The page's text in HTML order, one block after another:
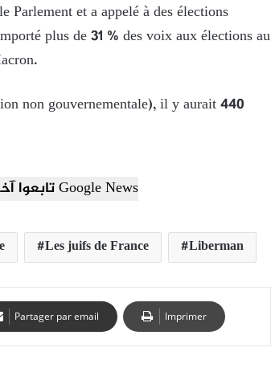
et a appelé à des élections
plus de 31 % des voix aux élections au
non gouvernementale), il y aurait 440
تابعوا آخر أخبار الأوبزرفر العربي عبر Google News
Les juifs de France Liberman
Partager par email Imprimer